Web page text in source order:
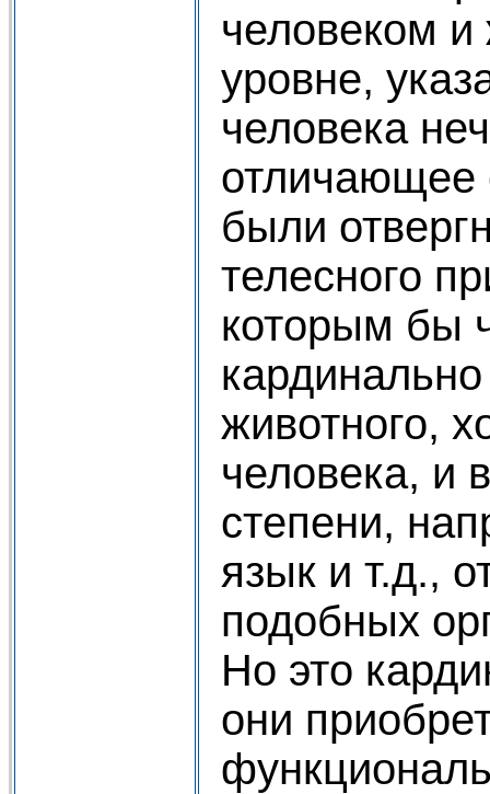
человеком
уровне,
человека
отличающее
были
телесного
которым бы
животного,
человека, и
степени,
язык и т.д.,
подобных
Но это
они